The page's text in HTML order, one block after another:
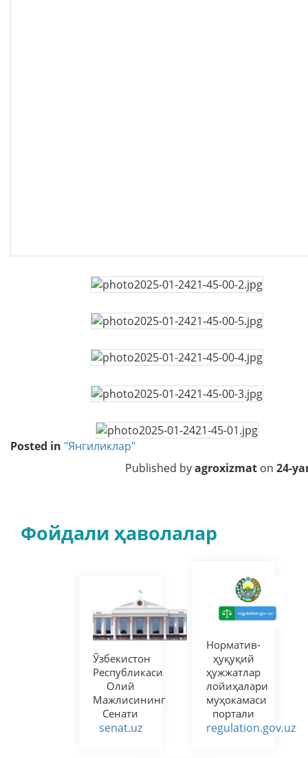
Posted in "Янгиликлар"
Published byagroxizmat on 24-
Фойдали ҳаволалар
Ўзбекистон
Республикаси
Олий
Мажлисининг
Сенати
senat.uz
Норматив-
ҳуқуқий
ҳужжатлар
лойиҳалари
муҳокамаси
портали
regulation.gov.uz